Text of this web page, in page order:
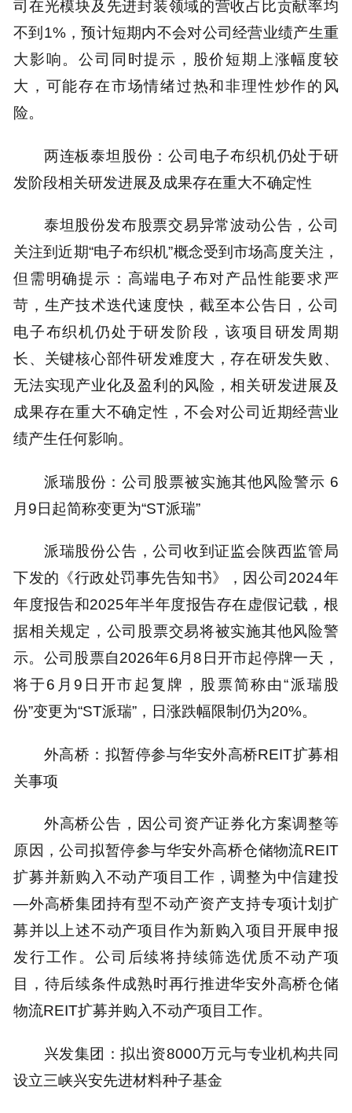
司在光模块及先进封装领域的营收占比贡献率均
不到1%，预计短期内不会对公司经营业绩产生重
大影响。公司同时提示，股价短期上涨幅度较
大，可能存在市场情绪过热和非理性炒作的风
险。
两连板泰坦股份：公司电子布织机仍处于研
发阶段相关研发进展及成果存在重大不确定性
泰坦股份发布股票交易异常波动公告，公司
关注到近期“电子布织机”概念受到市场高度关注，
但需明确提示：高端电子布对产品性能要求严
苛，生产技术迭代速度快，截至本公告日，公司
电子布织机仍处于研发阶段，该项目研发周期
长、关键核心部件研发难度大，存在研发失败、
无法实现产业化及盈利的风险，相关研发进展及
成果存在重大不确定性，不会对公司近期经营业
绩产生任何影响。
派瑞股份：公司股票被实施其他风险警示 6
月9日起简称变更为“ST派瑞”
派瑞股份公告，公司收到证监会陕西监管局
下发的《行政处罚事先告知书》，因公司2024年
年度报告和2025年半年度报告存在虚假记载，根
据相关规定，公司股票交易将被实施其他风险警
示。公司股票自2026年6月8日开市起停牌一天，
将于6月9日开市起复牌，股票简称由“派瑞股
份”变更为“ST派瑞”，日涨跌幅限制仍为20%。
外高桥：拟暂停参与华安外高桥REIT扩募相
关事项
外高桥公告，因公司资产证券化方案调整等
原因，公司拟暂停参与华安外高桥仓储物流REIT
扩募并新购入不动产项目工作，调整为中信建投
—外高桥集团持有型不动产资产支持专项计划扩
募并以上述不动产项目作为新购入项目开展申报
发行工作。公司后续将持续筛选优质不动产项
目，待后续条件成熟时再行推进华安外高桥仓储
物流REIT扩募并购入不动产项目工作。
兴发集团：拟出资8000万元与专业机构共同
设立三峡兴安先进材料种子基金